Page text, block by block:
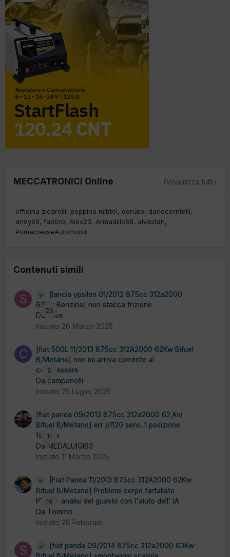
MECCATRONICI Online (Visualizza tutti)
officina zicarelli peppino mibtel donato
dariocerritelli
andy69 fabbro Alex23 Armadillo88
alvastan
PrimaclasseAutomobili
Contenuti simili
20
[lancia ypsilon 01/2012 875cc 312a2000
63Kw Benzina] non stacca frizione
Da stive
Iniziato 26 Marzo 2025
9
[fiat 500L 11/2013 875cc 312A2000 62Kw Bifuel
B/Metano] non mi arriva corrente al
compressore
Da campanelli
Iniziato 25 Luglio 2025
11
[fiat panda 09/2013 875cc 312a2000 62,Kw
Bifuel B/Metano] err p1120 sens. 1 posizione
farfalla
Da MEDALUIGI63
Iniziato 11 Marzo 2025
16
[Fiat Panda 11/2013 875cc 312A2000 62Kw
Bifuel B/Metano] Problemi corpo farfallato -
P1120 - analisi del guasto con l'aiuto dell' IA
Da Tommo
Iniziato 28 Febbraio
[fiat panda 09/2014 875cc 312a2000 63Kw